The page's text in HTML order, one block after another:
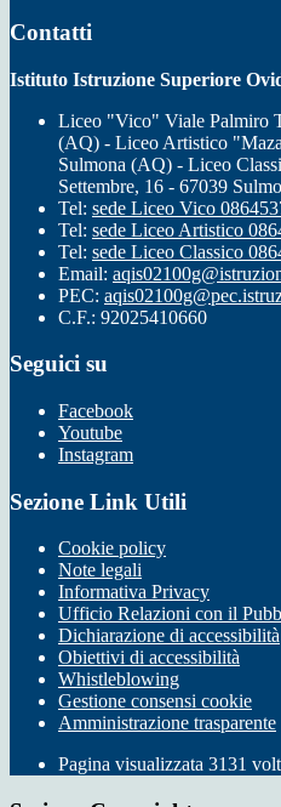
Contatti
Istituto Istruzione Superiore
Liceo "Vico" Viale Palmiro
(AQ) - Liceo Artistico
Sulmona (AQ) - Liceo
Settembre, 16 - 67039
Tel: sede Liceo Vico
Tel: sede Liceo Artistico
Tel: sede Liceo Classico
Email:
PEC:
C.F.: 92025410660
Seguici su
Facebook
Youtube
Instagram
Sezione Link Utili
Cookie policy
Note legali
Informativa Privacy
Ufficio Relazioni con il
Dichiarazione di accessibilità
Obiettivi di accessibilità
Whistleblowing
Gestione consensi cookie
Amministrazione trasparente
Pagina visualizzata 3131